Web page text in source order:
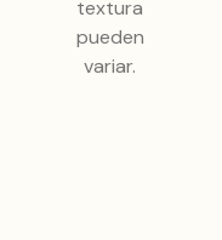
textura
pueden
variar.